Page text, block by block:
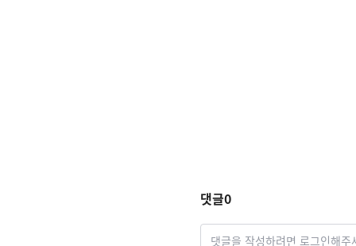
댓글0
댓글을 작성하려면 로그인해주